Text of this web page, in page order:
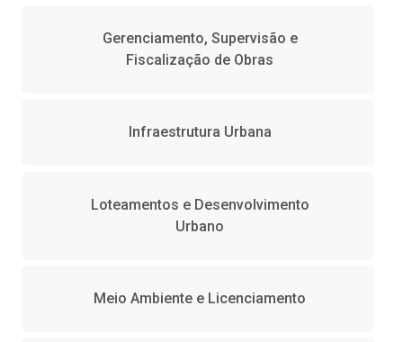
Gerenciamento, Supervisão e
Fiscalização de Obras
Infraestrutura Urbana
Loteamentos e Desenvolvimento
Urbano
Meio Ambiente e Licenciamento